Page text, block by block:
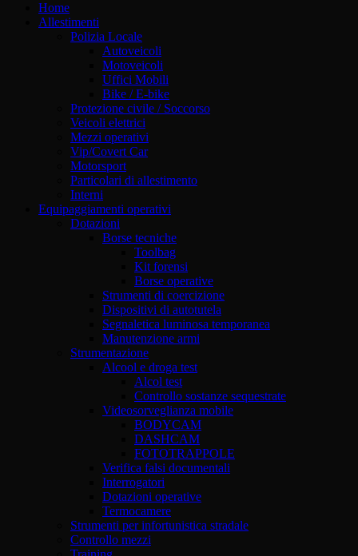
Home
Allestimenti
Polizia Locale
Autoveicoli
Motoveicoli
Uffici Mobili
Bike / E-bike
Protezione civile / Soccorso
Veicoli elettrici
Mezzi operativi
Vip/Covert Car
Motorsport
Particolari di allestimento
Interni
Equipaggiamenti operativi
Dotazioni
Borse tecniche
Toolbag
Kit forensi
Borse operative
Strumenti di coercizione
Dispositivi di autotutela
Segnaletica luminosa temporanea
Manutenzione armi
Strumentazione
Alcool e droga test
Alcol test
Controllo sostanze sequestrate
Videosorveglianza mobile
BODYCAM
DASHCAM
FOTOTRAPPOLE
Verifica falsi documentali
Interrogatori
Dotazioni operative
Termocamere
Strumenti per infortunistica stradale
Controllo mezzi